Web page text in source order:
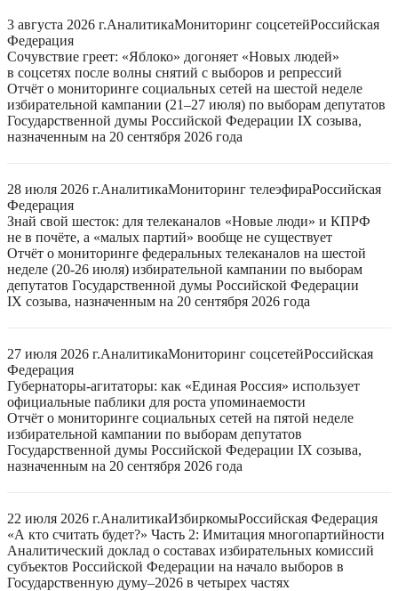
3 августа 2026 г.АналитикаМониторинг соцсетейРоссийская
Федерация
Сочувствие греет: «Яблоко» догоняет «Новых людей»
в соцсетях после волны снятий с выборов и репрессий
Отчёт о мониторинге социальных сетей на шестой неделе
избирательной кампании (21–27 июля) по выборам депутатов
Государственной думы Российской Федерации IX созыва,
назначенным на 20 сентября 2026 года
28 июля 2026 г.АналитикаМониторинг телеэфираРоссийская
Федерация
Знай свой шесток: для телеканалов «Новые люди» и КПРФ
не в почёте, а «малых партий» вообще не существует
Отчёт о мониторинге федеральных телеканалов на шестой
неделе (20-26 июля) избирательной кампании по выборам
депутатов Государственной думы Российской Федерации
IX созыва, назначенным на 20 сентября 2026 года
27 июля 2026 г.АналитикаМониторинг соцсетейРоссийская
Федерация
Губернаторы-агитаторы: как «Единая Россия» использует
официальные паблики для роста упоминаемости
Отчёт о мониторинге социальных сетей на пятой неделе
избирательной кампании по выборам депутатов
Государственной думы Российской Федерации IX созыва,
назначенным на 20 сентября 2026 года
22 июля 2026 г.АналитикаИзбиркомыРоссийская Федерация
«А кто считать будет?» Часть 2: Имитация многопартийности
Аналитический доклад о составах избирательных комиссий
субъектов Российской Федерации на начало выборов в
Государственную думу–2026 в четырех частях